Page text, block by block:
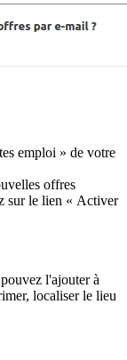
emploi » de votre
offres
sur le lien « Activer
l'ajouter à
localiser le lieu